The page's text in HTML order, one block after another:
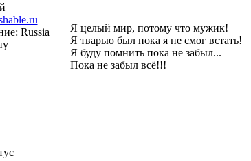
Russia
Я целый мир, потому что мужик!
Я тварью был пока я не смог встать!
Я буду помнить пока не забыл...
Пока не забыл всё!!!